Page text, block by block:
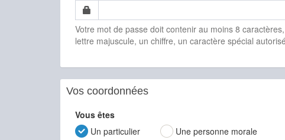
Votre mot de passe doit contenir au moins 8
lettre majuscule, un chiffre, un caractère spécial
Vos coordonnées
Vous êtes
Un particulier
Une personne morale